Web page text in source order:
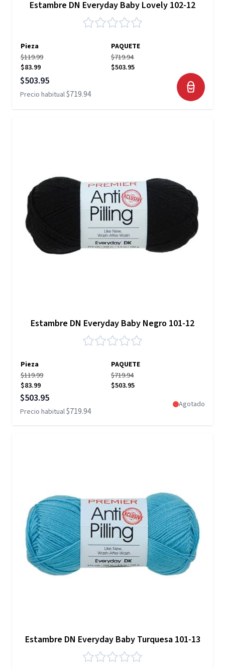
Estambre DN Everyday Baby Lovely 102-12
Pieza
PAQUETE
$119.99
$83.99
$719.94
$503.95
Precio especial
$503.95
Precio habitual$719.94
Estambre DN Everyday Baby Negro 101-12
Pieza
PAQUETE
$119.99
$83.99
$719.94
$503.95
Precio especial
$503.95
Precio habitual$719.94
Agotado
Estambre DN Everyday Baby Turquesa 101-13